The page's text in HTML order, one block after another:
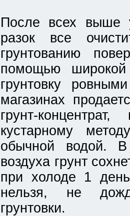
После всех выше
разок все
грунтованию
помощью
грунтовку
магазинах
грунт-
кустарному
обычной водой. В
воздуха грунт
при холоде 1
нельзя, не
грунтовки.